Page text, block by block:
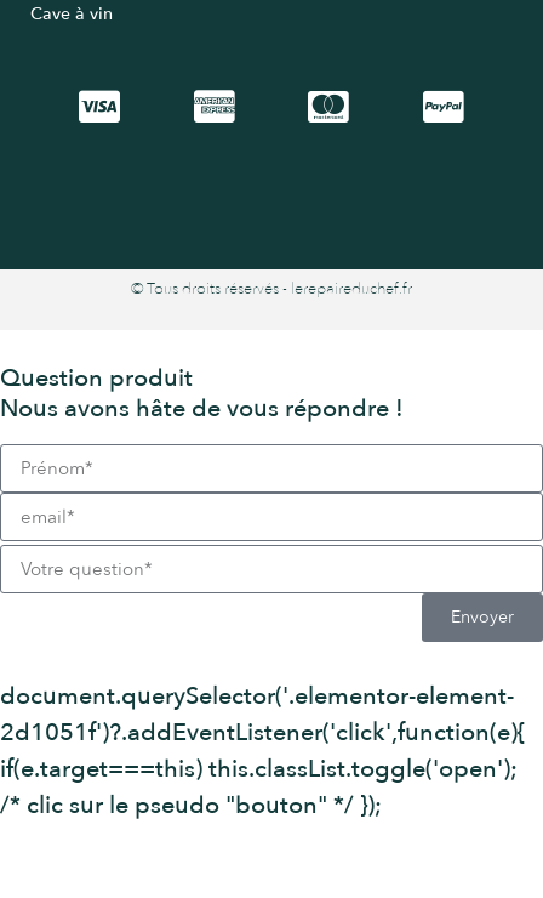
Cave à vin
© Tous droits réservés - lerepaireduchef.fr
Question produit
Nous avons hâte de vous répondre !
Envoyer
document.querySelector('.elementor-element-
2d1051f')?.addEventListener('click',function(e){
if(e.target===this) this.classList.toggle('open');
/* clic sur le pseudo "bouton" */ });